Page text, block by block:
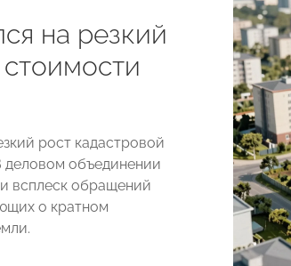
на резкий
рост кадастровой
деловом объединении
всплеск обращений
о кратном